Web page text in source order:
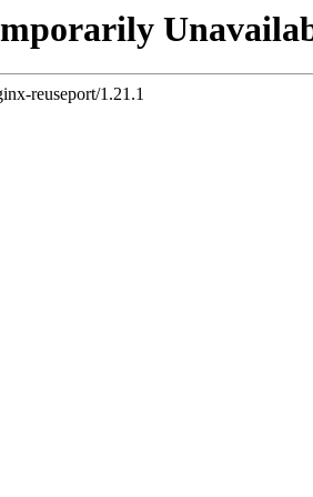
reuseport/1.21.1